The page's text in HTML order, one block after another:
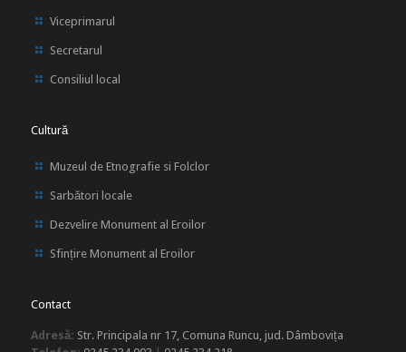
Viceprimarul
Secretarul
Consiliul local
Cultură
Muzeul de Etnografie si Folclor
Sarbători locale
Dezvelire Monument al Eroilor
Sfințire Monument al Eroilor
Contact
Adresă: Str. Principala nr 17, Comuna Runcu, jud. Dâmbovița